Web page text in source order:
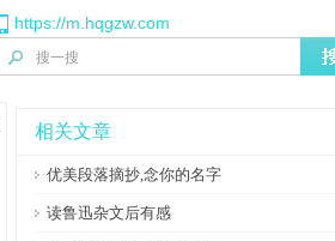
https://m.hqgzw.com
相关文章
优美段落摘抄,念你的名字
读鲁迅杂文后有感